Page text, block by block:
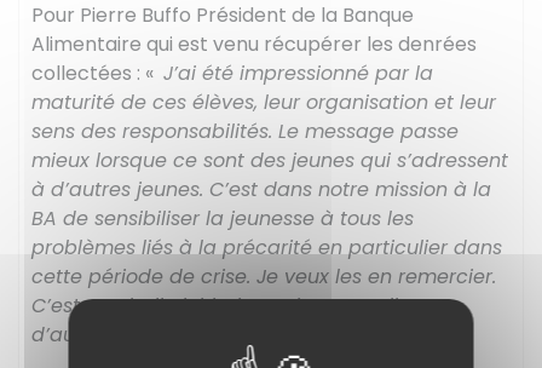
Pour Pierre Buffo Président de la Banque
Alimentaire qui est venu récupérer les denrées
collectées : « J’ai été impressionné par la
maturité de ces élèves, leur organisation et leur
sens des responsabilités. Le message passe
mieux lorsque ce sont des jeunes qui s’adressent
à d’autres jeunes. C’est dans notre mission à la
BA de sensibiliser la jeunesse à tous les
problèmes liés à la précarité en particulier dans
cette période de crise. Je veux les en remercier.
C’est une belle initiative qui en appellera
d’autres. »